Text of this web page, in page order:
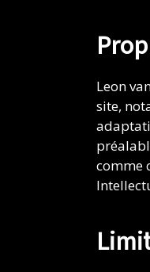
Leon
site,
comme